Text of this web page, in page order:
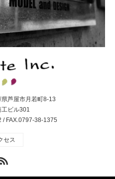
芦屋市月若町8-13
ビル301
/ FAX.0797-38-1375
セス